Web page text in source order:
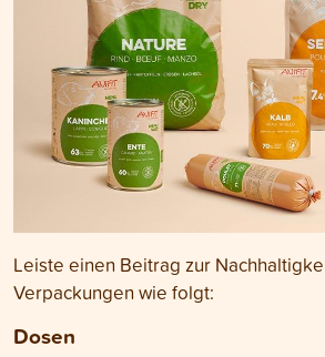
Leiste einen Beitrag zur
Verpackungen wie folgt:
Dosen